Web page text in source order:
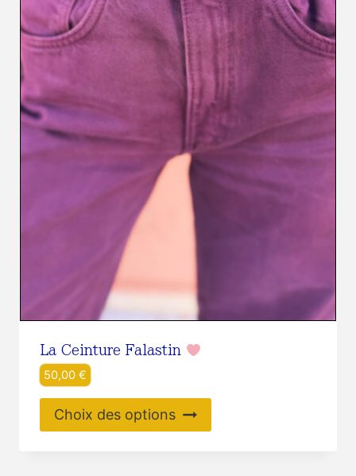
La Ceinture Falastin
50,00 €
Choix des options
produit